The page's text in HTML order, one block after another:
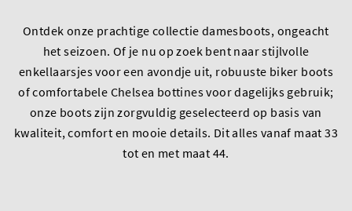
Ontdek onze prachtige collectie damesboots, ongeacht
het seizoen. Of je nu op zoek bent naar stijlvolle
enkellaarsjes voor een avondje uit, robuuste biker boots
of comfortabele Chelsea bottines voor dagelijks gebruik;
onze boots zijn zorgvuldig geselecteerd op basis van
kwaliteit, comfort en mooie details. Dit alles vanaf maat 33
tot en met maat 44.